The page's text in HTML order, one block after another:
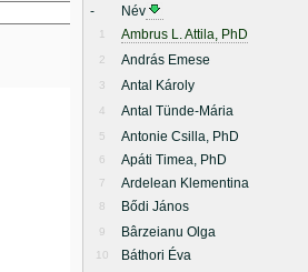
- Név
1 Ambrus L. Attila, PhD
2 András Emese
3 Antal Károly
4 Antal Tünde-Mária
5 Antonie Csilla, PhD
6 Apáti Timea, PhD
7 Ardelean Klementina
8 Bődi János
9 Bârzeianu Olga
10 Báthori Éva